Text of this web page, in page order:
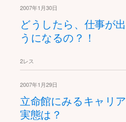
2007年1月30日
どうしたら、仕事が
うになるの？！
2レス
2007年1月29日
立命館にみるキャリ
実態は？